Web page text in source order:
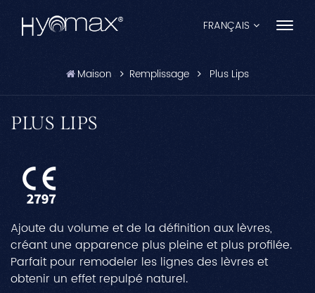
FRANÇAIS
English
العربية
日本語
Maison Remplissage Plus Lips
PLUS LIPS
Ajoute du volume et de la définition aux lèvres,
créant une apparence plus pleine et plus profilée.
Parfait pour remodeler les lignes des lèvres et
obtenir un effet repulpé naturel.